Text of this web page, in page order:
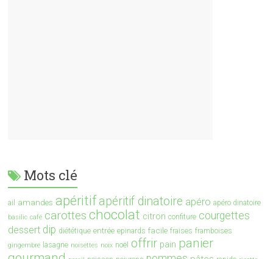
Mots clé
ail amandes apéritifapéritif dinatoire apéro apéro dinatoire
basilic café carottes chocolat citron confiture courgettes
dessert dip diététique entrée epinards facile fraises framboises
gingembre lasagne noisettes noix noël offrir pain panier